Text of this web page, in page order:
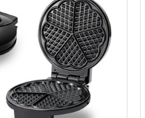
يوفر النموذج المحمول